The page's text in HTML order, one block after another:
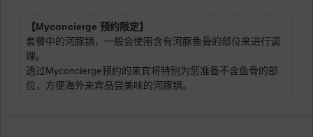
【Myconcierge 预约限定】
套餐中的河豚锅，一般会使用含有河豚鱼骨的部位来进行调
理。
透过Myconcierge预约的来宾将特别为您准备不含鱼骨的部
位，方便海外来宾品尝美味的河豚锅。